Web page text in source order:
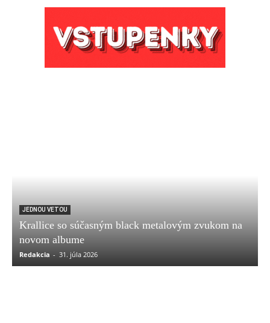
JEDNOU VETOU
Krallice so súčasným black metalovým zvukom na
novom albume
Redakcia - 31. júla 2026